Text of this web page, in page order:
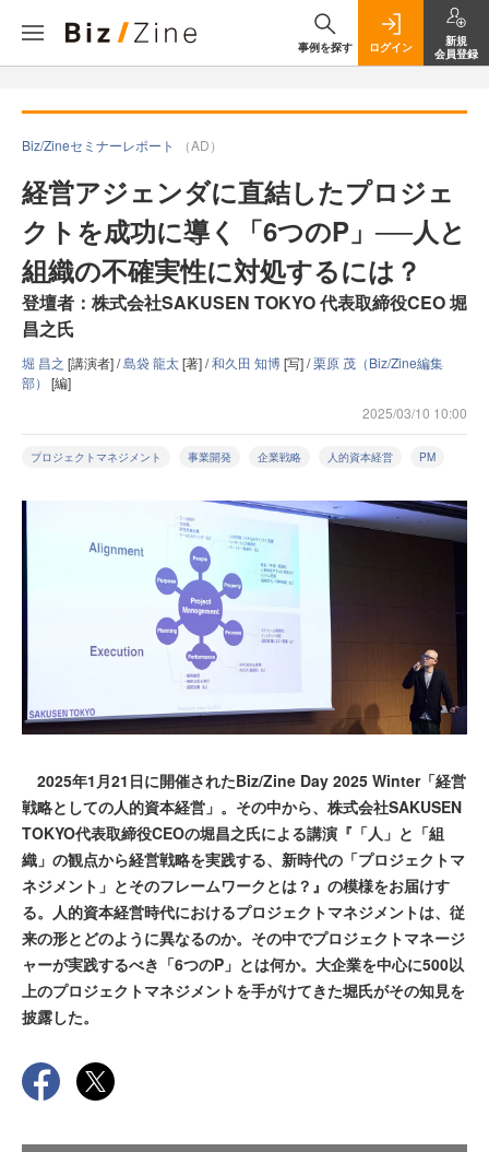
事例を探す ログイン
新規
会員登録
Biz/Zineセミナーレポート （AD）
経営アジェンダに直結したプロジェ
クトを成功に導く「6つのP」──人と
組織の不確実性に対処するには？
登壇者：株式会社SAKUSEN TOKYO 代表取締役CEO 堀
昌之氏
堀 昌之 [講演者] /島袋 龍太[著] /和久田 知博[写] /栗原 茂（Biz/Zine編集
部） [編]
2025/03/10 10:00
プロジェクトマネジメント 事業開発 企業戦略 人的資本経営 PM
2025年1月21日に開催されたBiz/Zine Day 2025 Winter「経営
戦略としての人的資本経営」。その中から、株式会社SAKUSEN
TOKYO代表取締役CEOの堀昌之氏による講演『「人」と「組
織」の観点から経営戦略を実践する、新時代の「プロジェクトマ
ネジメント」とそのフレームワークとは？』の模様をお届けす
る。人的資本経営時代におけるプロジェクトマネジメントは、従
来の形とどのように異なるのか。その中でプロジェクトマネージ
ャーが実践するべき「6つのP」とは何か。大企業を中心に500以
上のプロジェクトマネジメントを手がけてきた堀氏がその知見を
披露した。